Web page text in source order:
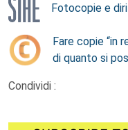
Fotocopie e
Fare copie “in
di quanto si
Condividi :